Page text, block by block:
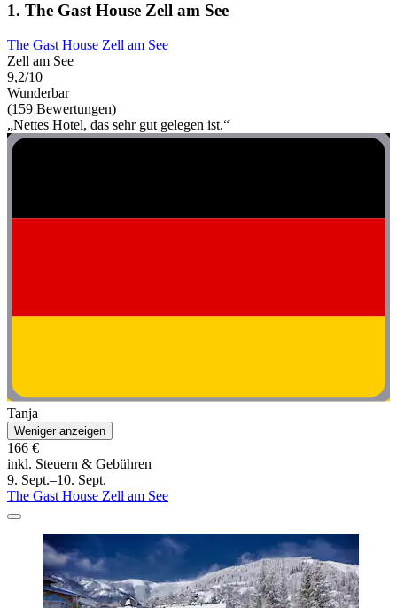
1. The Gast House Zell am See
The Gast House Zell am See
Zell am See
9,2/10
Wunderbar
(159 Bewertungen)
„Nettes Hotel, das sehr gut gelegen ist.“
Tanja
Weniger anzeigen
166 €
inkl. Steuern & Gebühren
9. Sept.–10. Sept.
The Gast House Zell am See